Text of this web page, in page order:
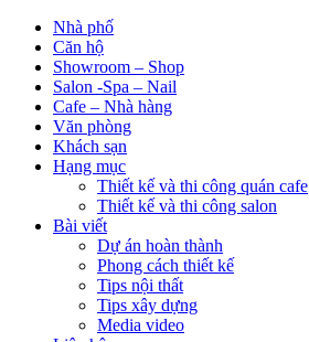
Nhà phố
Căn hộ
Showroom – Shop
Salon -Spa – Nail
Cafe – Nhà hàng
Văn phòng
Khách sạn
Hạng mục
Thiết kế và thi công quán cafe
Thiết kế và thi công salon
Bài viết
Dự án hoàn thành
Phong cách thiết kế
Tips nội thất
Tips xây dựng
Media video